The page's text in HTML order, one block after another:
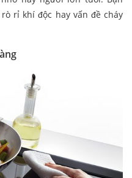
rỉ khí độc hay vấn đề cháy